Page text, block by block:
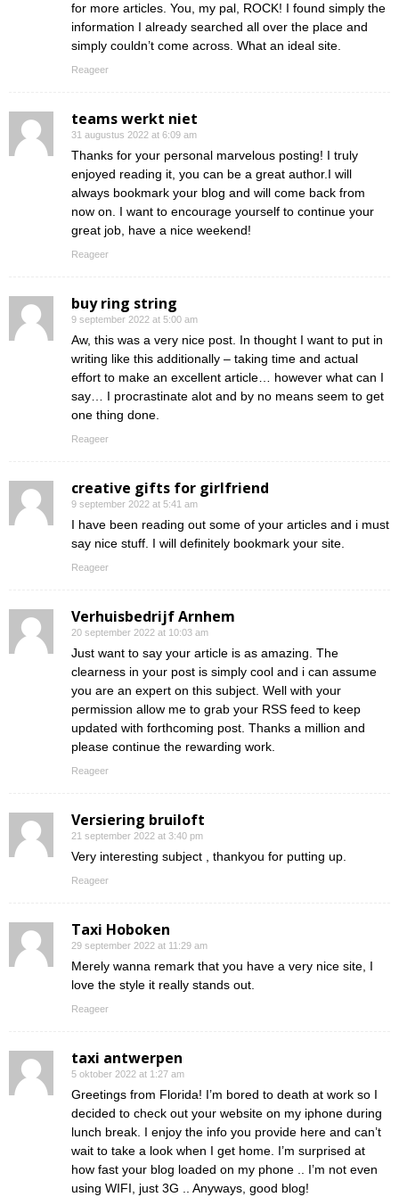
for more articles. You, my pal, ROCK! I found simply the
information I already searched all over the place and
simply couldn’t come across. What an ideal site.
Reageer
teams werkt niet
31 augustus 2022 at 6:09 am
Thanks for your personal marvelous posting! I truly
enjoyed reading it, you can be a great author.I will
always bookmark your blog and will come back from
now on. I want to encourage yourself to continue your
great job, have a nice weekend!
Reageer
buy ring string
9 september 2022 at 5:00 am
Aw, this was a very nice post. In thought I want to put in
writing like this additionally – taking time and actual
effort to make an excellent article… however what can I
say… I procrastinate alot and by no means seem to get
one thing done.
Reageer
creative gifts for girlfriend
9 september 2022 at 5:41 am
I have been reading out some of your articles and i must
say nice stuff. I will definitely bookmark your site.
Reageer
Verhuisbedrijf Arnhem
20 september 2022 at 10:03 am
Just want to say your article is as amazing. The
clearness in your post is simply cool and i can assume
you are an expert on this subject. Well with your
permission allow me to grab your RSS feed to keep
updated with forthcoming post. Thanks a million and
please continue the rewarding work.
Reageer
Versiering bruiloft
21 september 2022 at 3:40 pm
Very interesting subject , thankyou for putting up.
Reageer
Taxi Hoboken
29 september 2022 at 11:29 am
Merely wanna remark that you have a very nice site, I
love the style it really stands out.
Reageer
taxi antwerpen
5 oktober 2022 at 1:27 am
Greetings from Florida! I’m bored to death at work so I
decided to check out your website on my iphone during
lunch break. I enjoy the info you provide here and can’t
wait to take a look when I get home. I’m surprised at
how fast your blog loaded on my phone .. I’m not even
using WIFI, just 3G .. Anyways, good blog!